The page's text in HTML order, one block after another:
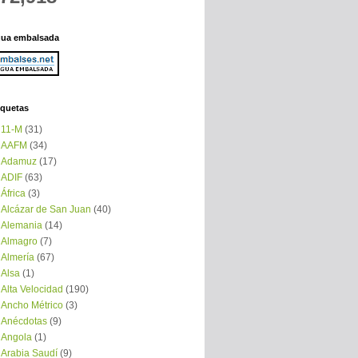
embalsada
11-M (31)
AAFM (34)
Adamuz (17)
ADIF (63)
África (3)
Alcázar de San Juan (40)
Alemania (14)
Almagro (7)
Almería (67)
Alsa (1)
Alta Velocidad (190)
Ancho Métrico (3)
Anécdotas (9)
Angola (1)
Arabia Saudí (9)